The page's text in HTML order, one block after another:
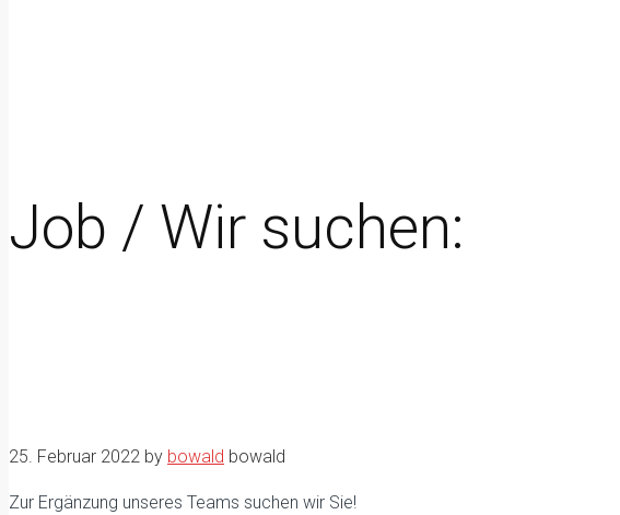
Job / Wir suchen:
25. Februar 2022 by bowald bowald
Zur Ergänzung unseres Teams suchen wir Sie!